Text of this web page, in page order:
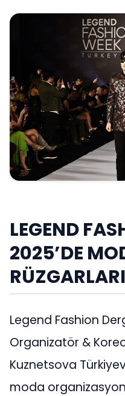
LEGEND
2025’DE
Legend Fashion
Organizatör &
Kuznetsova
moda